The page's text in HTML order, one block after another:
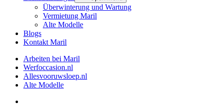
Überwinterung und Wartung
Vermietung Maril
Alte Modelle
Blogs
Kontakt Maril
Arbeiten bei Maril
Werfoccasion.nl
Allesvooruwsloep.nl
Alte Modelle